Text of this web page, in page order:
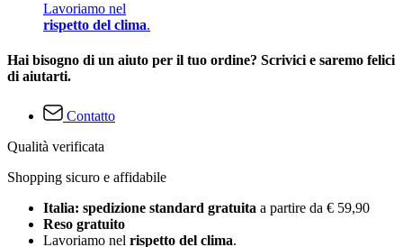
Lavoriamo nel
rispetto del clima.
Hai bisogno di un aiuto per il tuo ordine? Scrivici e saremo felici
di aiutarti.
Contatto
Qualità verificata
Shopping sicuro e affidabile
Italia: spedizione standard gratuita a partire da € 59,90
Reso gratuito
Lavoriamo nel rispetto del clima.